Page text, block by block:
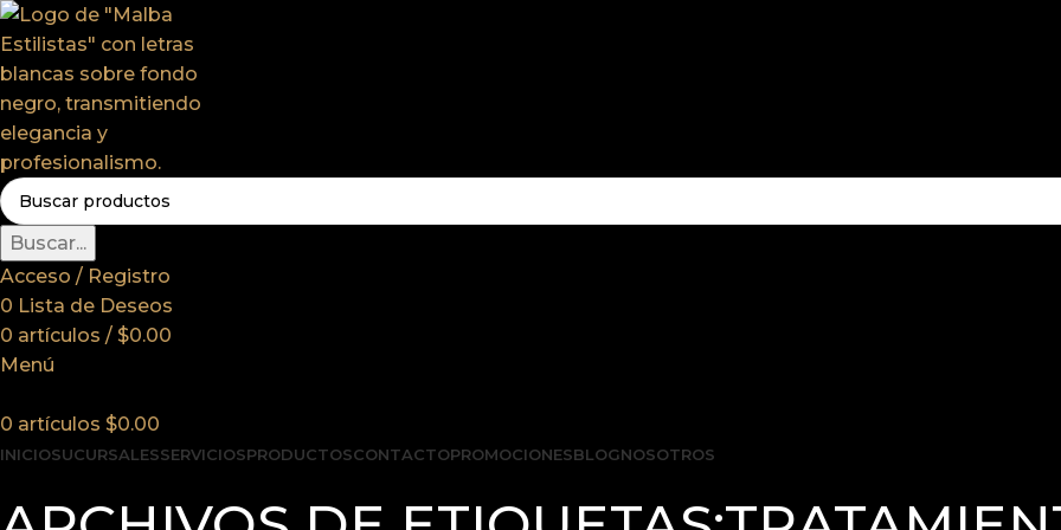
Buscar...
Acceso / Registro
0 Lista de Deseos
0 artículos / $0.00
Menú
0 artículos $0.00
INICIOSUCURSALESSERVICIOSPRODUCTOSCONTACTOPROMOCIONESBLOGNOSOTROS